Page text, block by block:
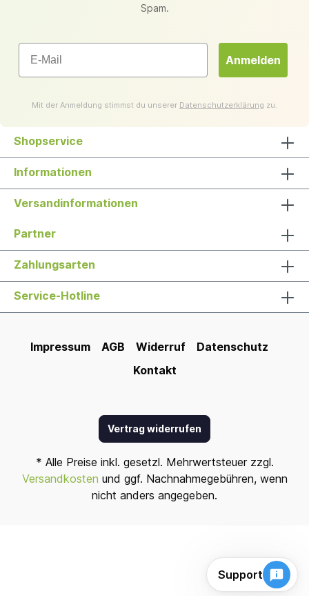
Spam.
Email
Anmelden
Mit der Anmeldung stimmst du unserer Datenschutzerklärung zu.
Shopservice
Informationen
Versandinformationen
Partner
Zahlungsarten
Service-Hotline
Impressum AGB Widerruf
Datenschutz
Kontakt
Vertrag widerrufen
* Alle Preise inkl. gesetzl. Mehrwertsteuer zzgl.
Versandkosten und ggf. Nachnahmegebühren, wenn
nicht anders angegeben.
Support